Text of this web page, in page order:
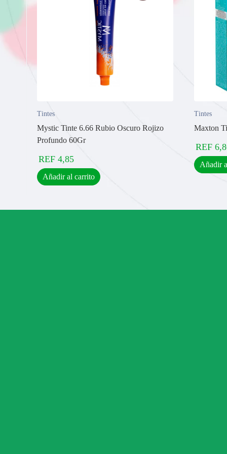
Tintes
Mystic Tinte 6.66 Rubio Oscuro Rojizo
Profundo 60Gr
REF 4,85
Añadir al carrito
Tintes
Maxton
REF
Añadir